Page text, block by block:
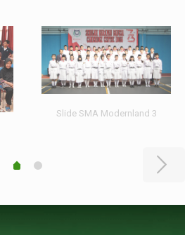
Slide SMA Modernland 3